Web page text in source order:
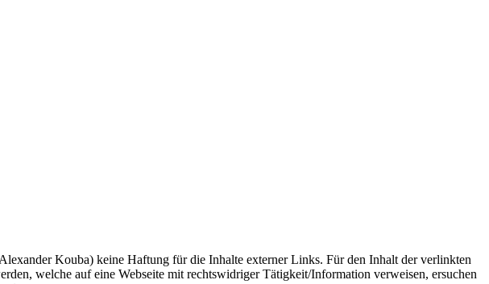
Kouba) keine Haftung für die Inhalte externer Links. Für den Inhalt der verlinkten
welche auf eine Webseite mit rechtswidriger Tätigkeit/Information verweisen, ersuchen